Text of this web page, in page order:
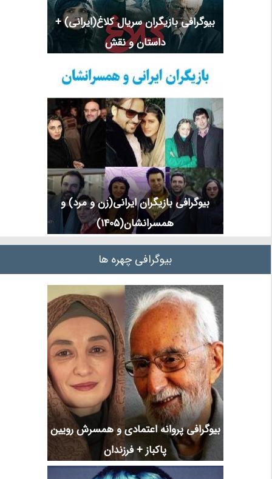
بیوگرافی بازیگران سریال کلاغ(ایرانی) +
داستان و نقش
بیوگرافی بازیگران ایرانی(زن و مرد) و
همسرانشان(1405)
بیوگرافی چهره ها
بیوگرافی پروانه اعتمادی و همسرش رویین
پاکباز + فرزندان